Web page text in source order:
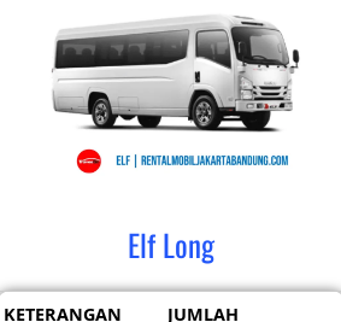
Elf Long
KETERANGAN JUMLAH